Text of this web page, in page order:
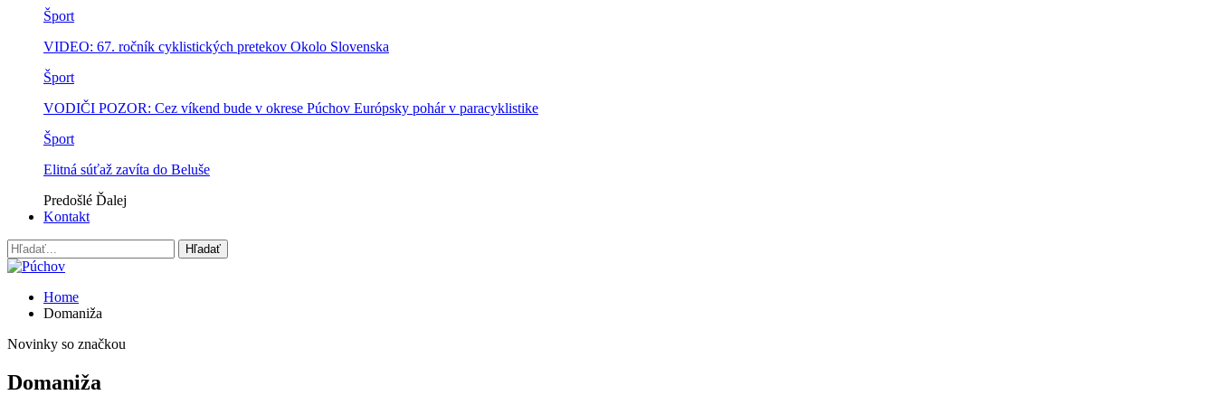
Šport
VIDEO: 67. ročník cyklistických pretekov Okolo Slovenska
Šport
VODIČI POZOR: Cez víkend bude v okrese Púchov Európsky pohár v paracyklistike
Šport
Elitná súťaž zavíta do Beluše
Predošlé Ďalej
Kontakt
Home
Domaniža
Novinky so značkou
Domaniža